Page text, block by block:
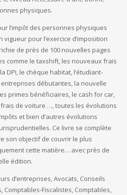
physiques.
l’impôt des personnes physiques
pour l’exercice d’imposition
de près de 100 nouvelles pages
comme le taxshift, les nouveaux frais
le chèque habitat, l’étudiant-
débutantes, la nouvelle
primes bénéficiaires, le cash for car,
de voiture …, toutes les évolutions
et bien d’autres évolutions
Ce livre se complète
son objectif de couvrir le plus
cette matière… avec près de
édition.
d’entreprises, Avocats, Conseils
Comptables-Fiscalistes, Comptables,